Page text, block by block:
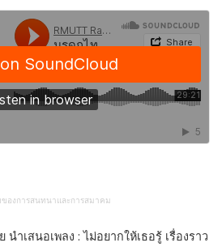
องการสนทนาและการสมาคม
นำเสนอเพลง : ไม่อยากให้เธอรู้ เรื่องราว